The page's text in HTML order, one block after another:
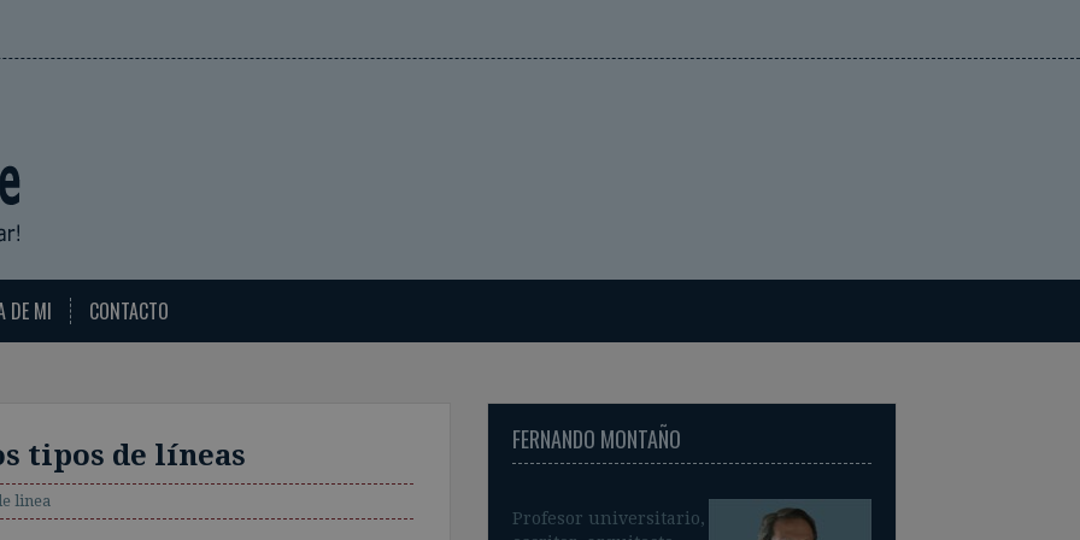
DE MI CONTACTO
tipos de líneas
linea
FERNANDO MONTAÑO
Profesor universitario,